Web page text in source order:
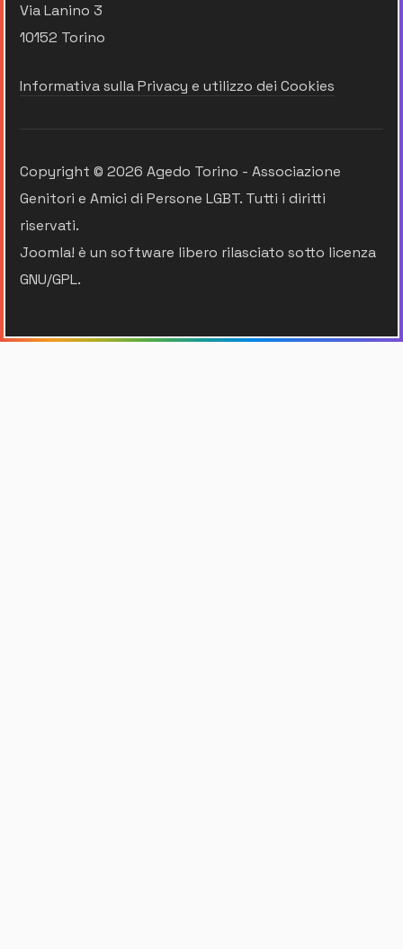
Via Lanino 3
10152 Torino
Informativa sulla Privacy e utilizzo dei Cookies
Copyright © 2026 Agedo Torino - Associazione
Genitori e Amici di Persone LGBT. Tutti i diritti
riservati.
Joomla! è un software libero rilasciato sotto licenza
GNU/GPL.